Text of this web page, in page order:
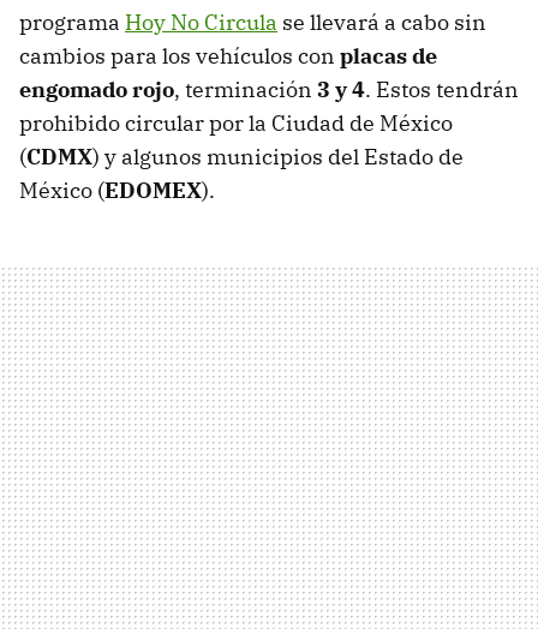
programa Hoy No Circula se llevará a cabo sin
cambios para los vehículos con placas de
engomado rojo, terminación 3 y 4. Estos tendrán
prohibido circular por la Ciudad de México
(CDMX) y algunos municipios del Estado de
México (EDOMEX).